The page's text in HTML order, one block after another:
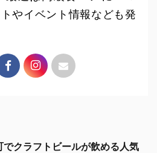
やイベント情報なども発
でクラフトビールが飲める人気